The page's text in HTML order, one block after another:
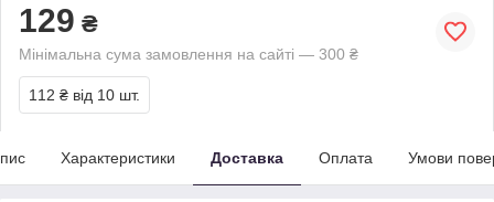
129 ₴
Мінімальна сума замовлення на сайті — 300 ₴
112 ₴ від 10 шт.
Характеристики Доставка Оплата Умови